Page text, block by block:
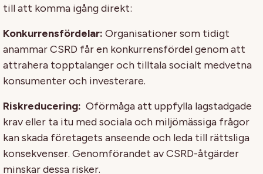
till att komma igång direkt:
Konkurrensfördelar: Organisationer som tidigt
anammar CSRD får en konkurrensfördel genom att
attrahera topptalanger och tilltala socialt medvetna
konsumenter och investerare.
Riskreducering: Oförmåga att uppfylla lagstadgade
krav eller ta itu med sociala och miljömässiga frågor
kan skada företagets anseende och leda till rättsliga
konsekvenser. Genomförandet av CSRD-åtgärder
minskar dessa risker.